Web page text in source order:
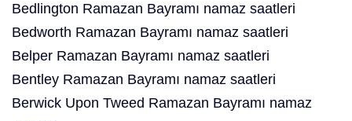
Bedlington Ramazan Bayramı namaz saatleri
Bedworth Ramazan Bayramı namaz saatleri
Belper Ramazan Bayramı namaz saatleri
Bentley Ramazan Bayramı namaz saatleri
Berwick Upon Tweed Ramazan Bayramı namaz